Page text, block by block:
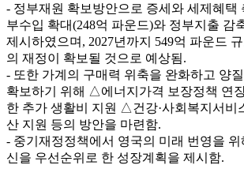
- 정부재원 확보방안으로 증세와 세제혜택
부수입 확대(248억 파운드)와 정부지출 감
제시하였으며, 2027년까지 549억 파운드
의 재정이 확보될 것으로 예상됨.
- 또한 가계의 구매력 위축을 완화하고 양
확보하기 위해 △에너지가격 보장정책 연
한 추가 생활비 지원 △건강·사회복지서비
산 지원 등의 방안을 마련함.
- 중기재정정책에서 영국의 미래 번영을 위
신을 우선순위로 한 성장계획을 제시함.